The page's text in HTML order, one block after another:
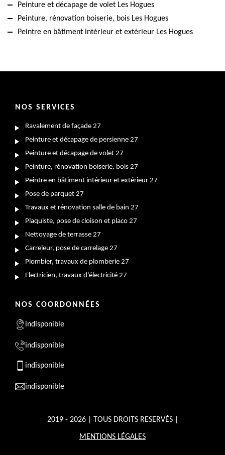
Peinture et décapage de volet Les Hogues
Peinture, rénovation boiserie, bois Les Hogues
Peintre en bâtiment intérieur et extérieur Les Hogues
NOS SERVICES
Ravalement de façade 27
Peinture et décapage de persienne 27
Peinture et décapage de volet 27
Peinture, rénovation boiserie, bois 27
Peintre en bâtiment intérieur et extérieur 27
Pose de parquet 27
Travaux et rénovation salle de bain 27
Plaquiste, pose de cloison et placo 27
Nettoyage de terrasse 27
Carreleur, pose de carrelage 27
Plombier, travaux de plomberie 27
Electricien, travaux d'électricité 27
NOS COORDONNÉES
indisponible
indisponible
indisponible
indisponible
2019 - 2026 | TOUS DROITS RESERVÉS |
MENTIONS LÉGALES